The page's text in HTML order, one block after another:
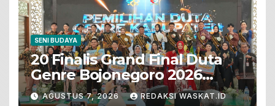
SENI BUDAYA
20 Finalis Grand Final Duta
Genre Bojonegoro 2026
Tunjukkan Bakat Terbaik
AGUSTUS 7, 2026 REDAKSI WASKAT.ID